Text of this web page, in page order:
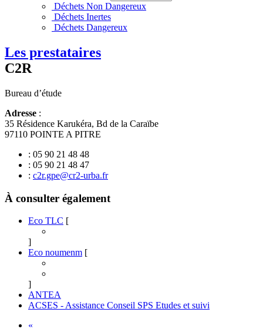
Déchets Non Dangereux
Déchets Inertes
Déchets Dangereux
Les prestataires
C2R
Bureau d’étude
Adresse :
35 Résidence Karukéra, Bd de la Caraïbe
97110 POINTE A PITRE
: 05 90 21 48 48
: 05 90 21 48 47
: c2r.gpe@cr2-urba.fr
À consulter également
Eco TLC [
]
Eco noumenm [
]
ANTEA
ACSES - Assistance Conseil SPS Etudes et suivi
«